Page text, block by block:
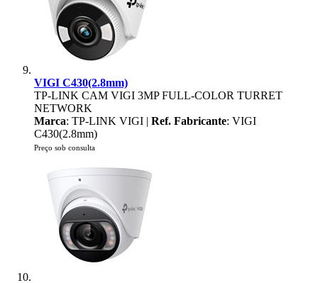
VIGI C430(2.8mm)
TP-LINK CAM VIGI 3MP FULL-COLOR TURRET
NETWORK
Marca: TP-LINK VIGI | Ref. Fabricante: VIGI
C430(2.8mm)
Preço sob consulta